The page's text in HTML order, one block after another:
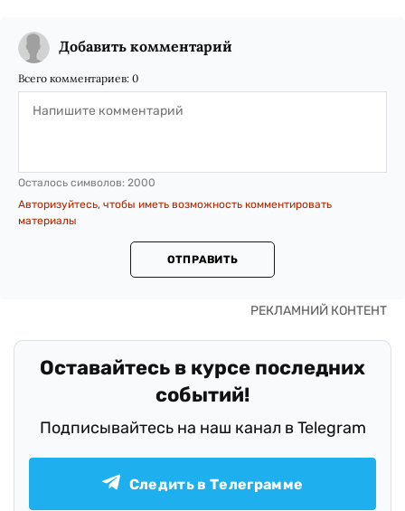
Добавить комментарий
Всего комментариев: 0
Осталось символов: 2000
Авторизуйтесь, чтобы иметь возможность комментировать
материалы
ОТПРАВИТЬ
Оставайтесь в курсе последних
событий!
Подписывайтесь на наш канал в Telegram
Следить в Телеграмме